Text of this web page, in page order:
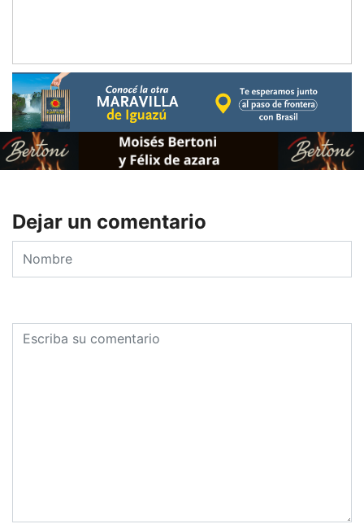
Dejar un comentario